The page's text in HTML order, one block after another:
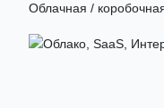
Облачная /